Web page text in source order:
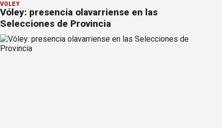
VÓLEY
Vóley: presencia olavarriense en las
Selecciones de Provincia